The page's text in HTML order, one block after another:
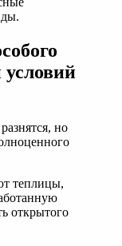
условий
но
теплицы,
открытого